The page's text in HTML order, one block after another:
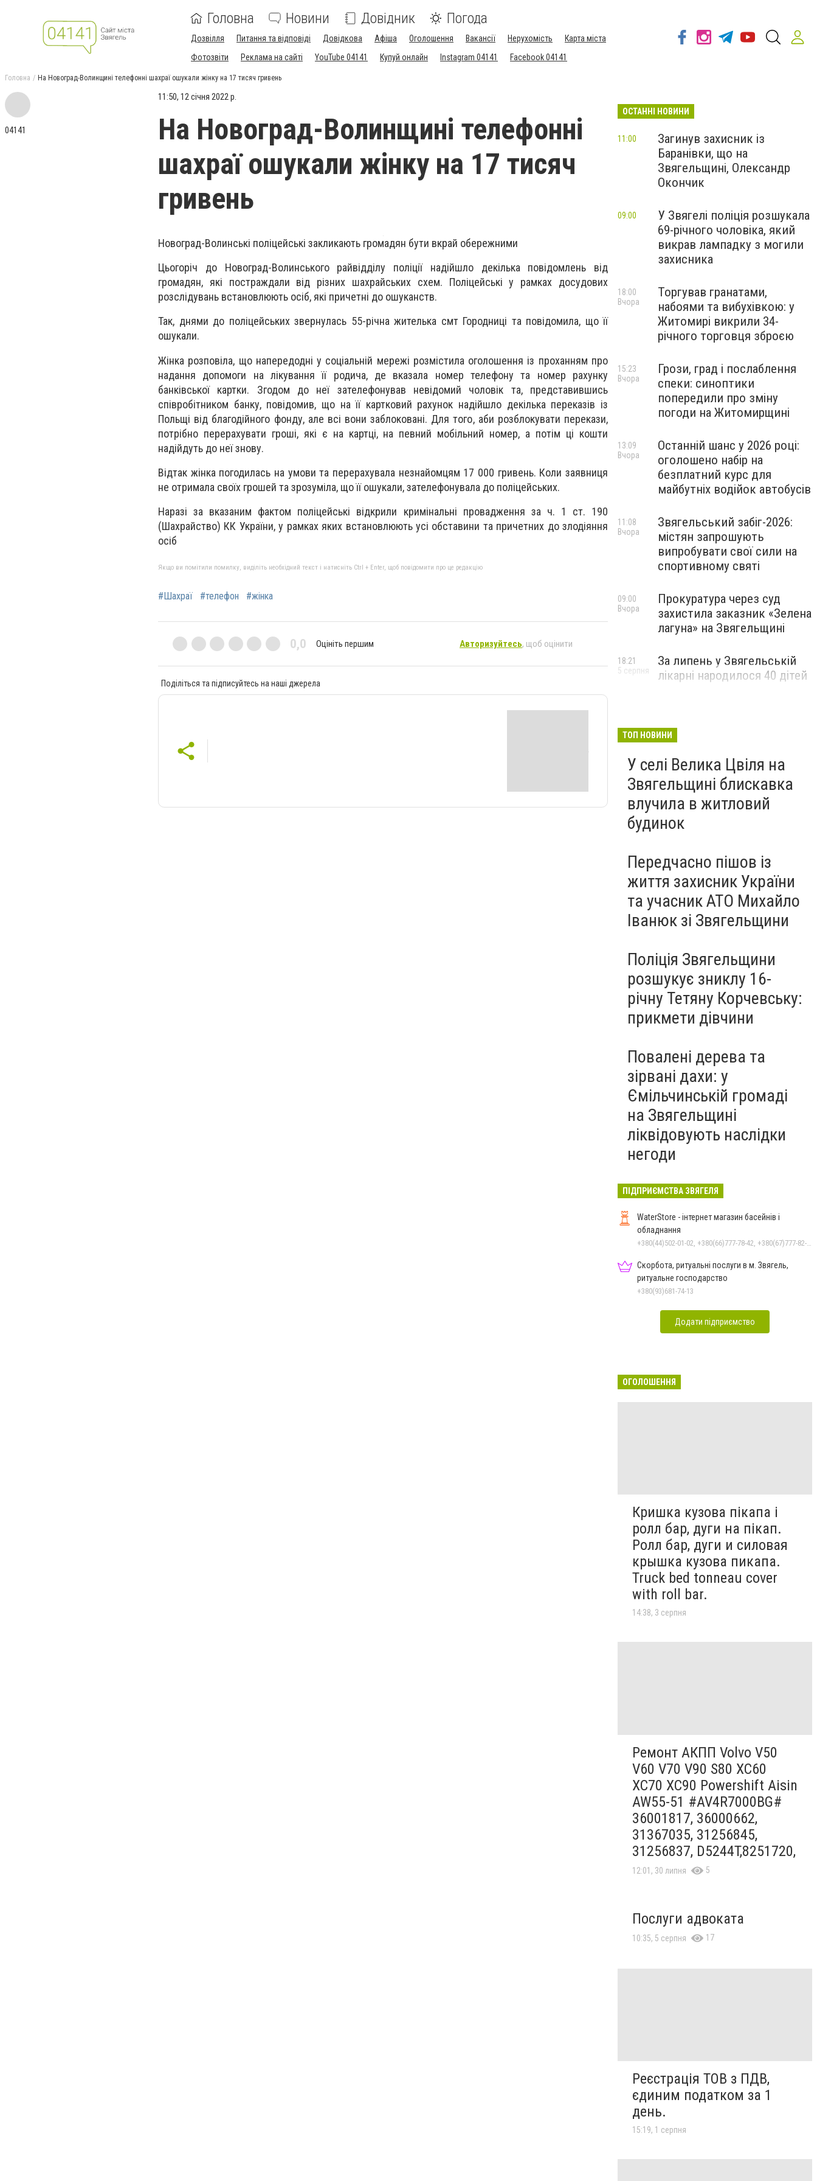
Головна Новини Довідник Погода
Дозвілля Питання та відповіді Довідкова Афіша Оголошення Вакансії Нерухомість
Карта міста
Фотозвіти
Реклама на сайті YouTube 04141 Купуй онлайн Instagram 04141 Facebook 04141
Головна На Новоград-Волинщині телефонні шахраї ошукали жінку на 17 тисяч гривень
04141
11:50, 12 січня 2022 р.
На Новоград-Волинщині телефонні
шахраї ошукали жінку на 17 тисяч
гривень
Новоград-Волинські поліцейські закликають громадян бути вкрай обережними
Цьогоріч до Новоград-Волинського райвідділу поліції надійшло декілька повідомлень від
громадян, які постраждали від різних шахрайських схем. Поліцейські у рамках досудових
розслідувань встановлюють осіб, які причетні до ошуканств.
Так, днями до поліцейських звернулась 55-річна жителька смт Городниці та повідомила, що її
ошукали.
Жінка розповіла, що напередодні у соціальній мережі розмістила оголошення із проханням про
надання допомоги на лікування її родича, де вказала номер телефону та номер рахунку
банківської картки. Згодом до неї зателефонував невідомий чоловік та, представившись
співробітником банку, повідомив, що на її картковий рахунок надійшло декілька переказів із
Польщі від благодійного фонду, але всі вони заблоковані. Для того, аби розблокувати перекази,
потрібно перерахувати гроші, які є на картці, на певний мобільний номер, а потім ці кошти
надійдуть до неї знову.
Відтак жінка погодилась на умови та перерахувала незнайомцям 17 000 гривень. Коли заявниця
не отримала своїх грошей та зрозуміла, що її ошукали, зателефонувала до поліцейських.
Наразі за вказаним фактом поліцейські відкрили кримінальні провадження за ч. 1 ст. 190
(Шахрайство) КК України, у рамках яких встановлюють усі обставини та причетних до злодіяння
осіб
Якщо ви помітили помилку, виділіть необхідний текст і натисніть Ctrl + Enter, щоб повідомити про це редакцію
#Шахраї #телефон #жінка
0,0 Оцініть першим Авторизуйтесь, щоб оцінити
Поділіться та підписуйтесь на наші джерела
ОСТАННІ НОВИНИ
Загинув захисник із
Баранівки, що на
Звягельщині, Олександр
Окончик
11:00
У Звягелі поліція розшукала
69-річного чоловіка, який
викрав лампадку з могили
захисника
09:00
Торгував гранатами,
набоями та вибухівкою: у
Житомирі викрили 34-
річного торговця зброєю
18:00
Вчора
Грози, град і послаблення
спеки: синоптики
попередили про зміну
погоди на Житомирщині
15:23
Вчора
Останній шанс у 2026 році:
оголошено набір на
безплатний курс для
майбутніх водійок автобусів
13:09
Вчора
Звягельський забіг-2026:
містян запрошують
випробувати свої сили на
спортивному святі
11:08
Вчора
Прокуратура через суд
захистила заказник «Зелена
лагуна» на Звягельщині
09:00
Вчора
За липень у Звягельській
лікарні народилося 40 дітей
18:21
5 серпня
ТОП НОВИНИ
У селі Велика Цвіля на
Звягельщині блискавка
влучила в житловий
будинок
Передчасно пішов із
життя захисник України
та учасник АТО Михайло
Іванюк зі Звягельщини
Поліція Звягельщини
розшукує зниклу 16-
річну Тетяну Корчевську:
прикмети дівчини
Повалені дерева та
зірвані дахи: у
Ємільчинській громаді
на Звягельщині
ліквідовують наслідки
негоди
ПІДПРИЄМСТВА ЗВЯГЕЛЯ
WaterStore - інтернет магазин басейнів і
обладнання
+380(44)502-01-02, +380(66)777-78-42, +380(67)777-82-19, +380(67)890-80-80, +380(73)890-80-80, +380(44)502-01-03
Скорбота, ритуальні послуги в м. Звягель,
ритуальне господарство
+380(93)681-74-13
Додати підприємство
ОГОЛОШЕННЯ
Кришка кузова пікапа і
ролл бар, дуги на пікап.
Ролл бар, дуги и силовая
крышка кузова пикапа.
Truck bed tonneau cover
with roll bar.
14:38, 3 серпня
Ремонт АКПП Volvo V50
V60 V70 V90 S80 XC60
XC70 XC90 Powershift Aisin
AW55-51 #AV4R7000BG#
36001817, 36000662,
31367035, 31256845,
31256837, D5244T,8251720,
12:01, 30 липня 5
Послуги адвоката
10:35, 5 серпня 17
Реєстрація ТОВ з ПДВ,
єдиним податком за 1
день.
15:19, 1 серпня